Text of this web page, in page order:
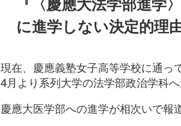
に進学しない決定的理
現在、慶應義塾女子高等学校に通っ
4月より系列大学の法学部政治学科
慶應大医学部への進学が相次いで報